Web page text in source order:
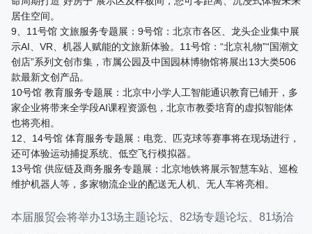
居住空间。
9、11号馆 文旅服务专题展：9号馆：北京市各区、龙头企业集中展
示AI、VR、机器人赋能的文旅新体验。11号馆：“北京礼物”“国潮文
创店”系列文创市集，市属公园及中国园林博物馆将展出13大类506
款最新文创产品。
10号馆 教育服务专题展：北京中小学人工智能通识教育已铺开，多
家企业将带来全学段AI课程资源包，北京市教委培育的虚拟智能体
也将亮相。
12、14号馆 体育服务专题展：电竞、匹克球等赛事将在现场进行，
还可体验运动捕捉系统、低空飞行模拟器。
13号馆 供应链及商务服务专题展：北京地铁将展示智慧车站、巡检
维护机器人等，多家物流企业的配送无人机、无人车将亮相。
本届服贸会将举办13场主题论坛、82场专题论坛、81场洽